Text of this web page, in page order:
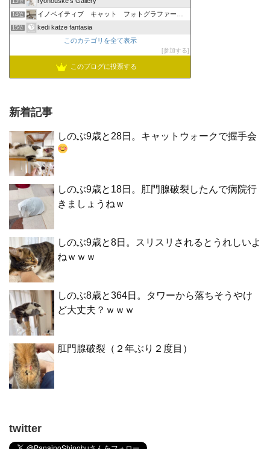
14位 イノベイティブ キャット フォトグラファーズ グループ
15位
kedi katze fantasia
このカテゴリを全て表示
参加する
このブログに投票する
新着記事
しのぶ9歳と28日。キャットウォークで握手会
しのぶ9歳と18日。肛門腺破裂したんで病院行
きましょうねｗ
しのぶ9歳と8日。スリスリされるとうれしいよ
ねｗｗｗ
しのぶ8歳と364日。タワーから落ちそうやけ
ど大丈夫？ｗｗｗ
肛門腺破裂（２年ぶり２度目）
twitter